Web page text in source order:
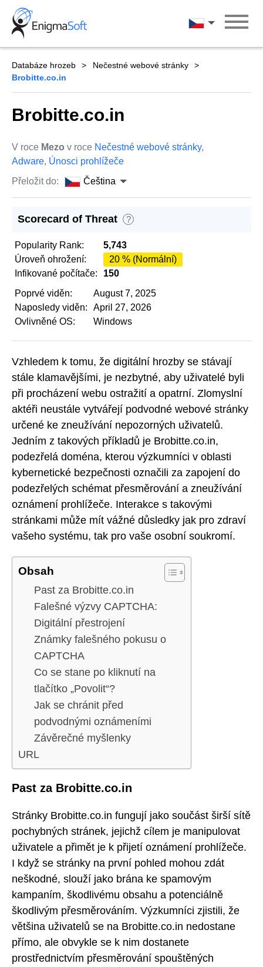
Skip
content
Čeština
Databáze hrozeb
Nečestné webové stránky
Brobitte.co.in
Brobitte.co.in
V roce Mezo v roce Nečestné webové stránky,
Adware, Únosci prohlížeče
Přeložit do:
Čeština
Scorecard of Threat ?
Popularity Rank:
5,743
Úroveň ohrožení:
20 % (Normální)
Infikované počítače:
150
Poprvé viděn:
August 7, 2025
Naposledy viděn:
April 27, 2026
Ovlivněné OS:
Windows
Vzhledem k tomu, že digitální hrozby se stávají
stále klamavějšími, je nezbytné, aby uživatelé byli
při procházení webu ostražití a opatrní. Zlomyslní
aktéři neustále vytvářejí podvodné webové stránky
určené ke zneužívání nepozorných uživatelů.
Jedním z takových příkladů je Brobitte.co.in,
podezřelá doména, kterou výzkumníci v oblasti
kybernetické bezpečnosti označili za zapojení do
podezřelých schémat přesměrování a zneužívání
oznámení prohlížeče. Interakce s takovými
stránkami může mít vážné důsledky jak pro zdraví
vašeho systému, tak pro vaše osobní soukromí.
Obsah
Past za Brobitte.co.in
Falešné výzvy CAPTCHA:
Digitální přestrojení
Známky falešného pokusu o
CAPTCHA
Co se stane po kliknutí na
tlačítko „Povolit“?
Jak se chránit před
podvodnými oznámeními
Závěrečné myšlenky
URL
Past za Brobitte.co.in
Stránky Brobitte.co.in fungují jako součást širší sítě
pochybných stránek, jejichž cílem je manipulovat
uživatele a přimět je k přijetí oznámení prohlížeče.
I když se stránky na první pohled mohou zdát
neškodné, slouží jako brána ke spamovým
kampaním, škodlivému obsahu a potenciálně
škodlivým přesměrováním. Výzkumníci zjistili, že
většina uživatelů se na Brobitte.co.in nedostane
přímo, ale obvykle se k nim dostanete
prostřednictvím přesměrování spouštěných